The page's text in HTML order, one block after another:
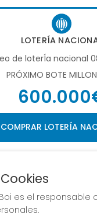
LOTERÍA
de loterÍa nacional
PRÓXIMO BOTE
COMPRAR LOTERÍA
Sorteo del día 10-08-
es el